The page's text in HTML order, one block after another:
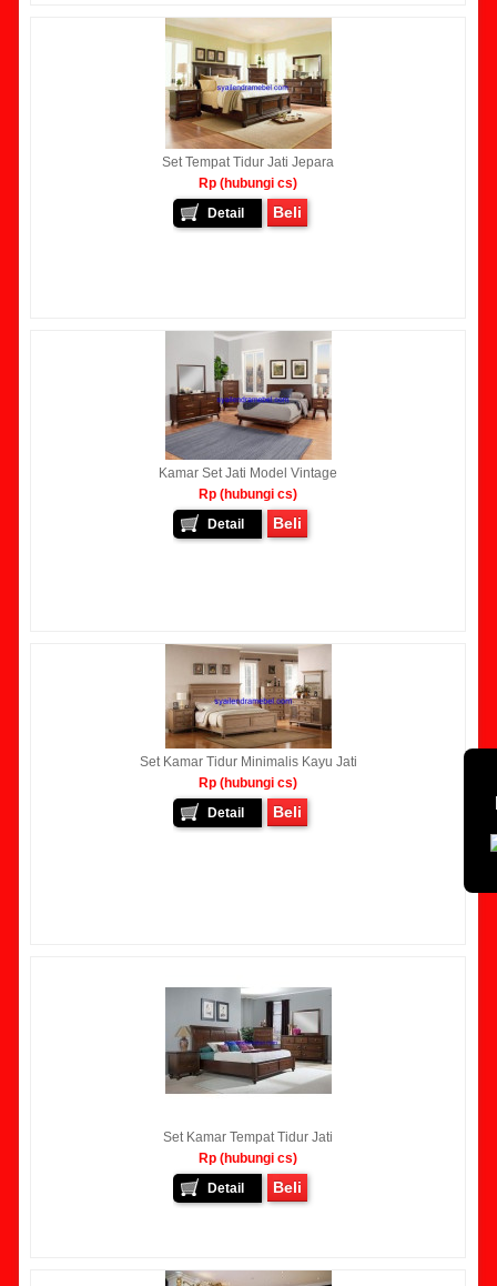
Set Tempat Tidur Jati Jepara
Rp (hubungi cs)
Detail
Beli
Kamar Set Jati Model Vintage
Rp (hubungi cs)
Detail
Beli
Set Kamar Tidur Minimalis Kayu Jati
Rp (hubungi cs)
Detail
Beli
Set Kamar Tempat Tidur Jati
Rp (hubungi cs)
Detail
Beli